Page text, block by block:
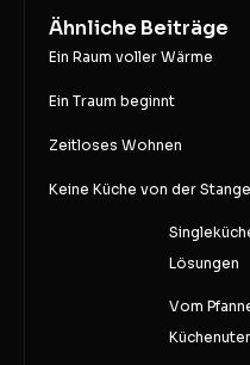
Ähnliche Beiträge
Ein Raum voller Wärme
Ein Traum beginnt
Zeitloses Wohnen
Keine Küche von der Stange
Lösungen
Vom